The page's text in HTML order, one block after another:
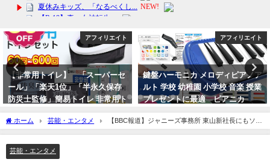
アフィリエイト
【非常用トイレ】 「スーパーセ
ール」「楽天1位」「半永久保存
防災士監修」簡易トイレ 非常用ト
イレセット
アフィリエイト
鍵盤ハーモニカ メロディピアノア
ルト 学校 幼稚園 小学校 音楽 授業
プレゼントに最適 ピアニカ
ホーム 芸能・エンタメ
【BBC報道】ジャニーズ事務所 東山新社長にもソー
セージ性加害疑惑を世界に発信し、批判や疑問の声の中、ラグビーW杯アンバサダー
芸能・エンタメ